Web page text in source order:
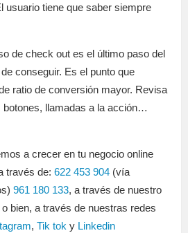
usuario tiene que saber siempre
de check out es el último paso del
conseguir. Es el punto que
ratio de conversión mayor. Revisa
botones, llamadas a la acción…
a crecer en tu negocio online
través de: 622 453 904 (vía
961 180 133, a través de nuestro
o bien, a través de nuestras redes
, Tik tok y Linkedin